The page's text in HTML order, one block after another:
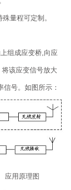
量程可定制。
组成应变桥,向应
该应变信号放大
号。如图所示：
图